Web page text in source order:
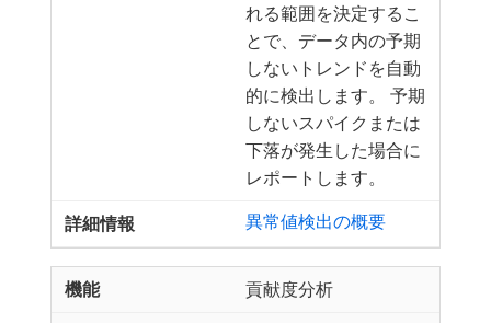
れる範囲を決定するこ
とで、データ内の予期
しないトレンドを自動
的に検出します。 予期
しないスパイクまたは
下落が発生した場合に
レポートします。
異常値検出の概要
貢献度分析